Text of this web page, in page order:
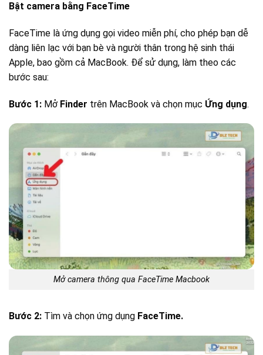
Bật camera bằng FaceTime
FaceTime là ứng dụng gọi video miễn phí, cho phép bạn dễ
dàng liên lạc với bạn bè và người thân trong hệ sinh thái
Apple, bao gồm cả MacBook. Để sử dụng, làm theo các
bước sau:
Bước 1: Mở Finder trên MacBook và chọn mục Ứng dụng.
Mở camera thông qua FaceTime Macbook
Bước 2: Tìm và chọn ứng dụng FaceTime.